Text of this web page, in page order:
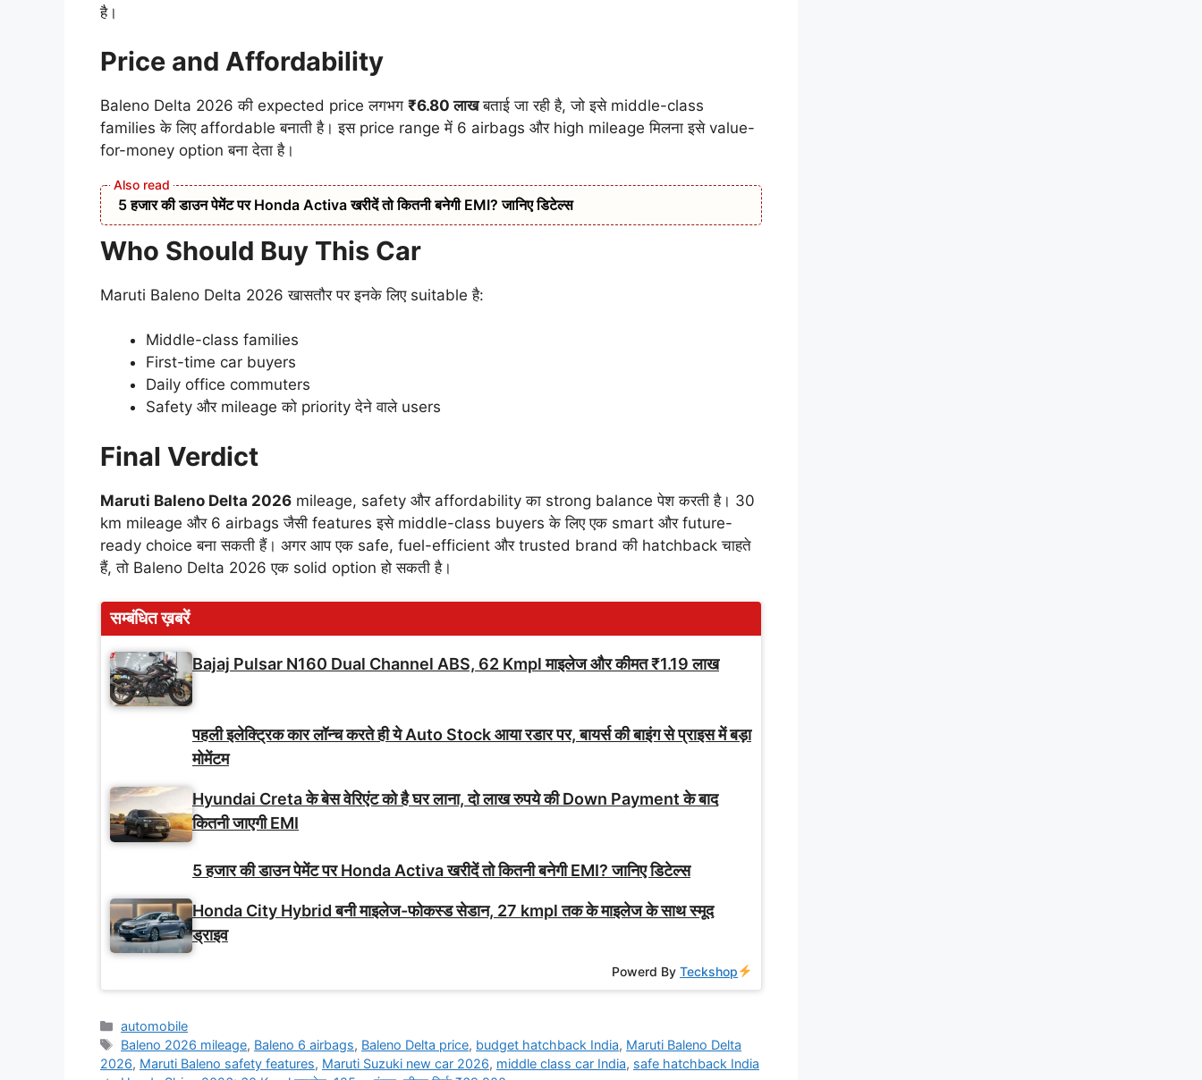
है।
Price and Affordability
Baleno Delta 2026 की expected price लगभग ₹6.80 लाखबताई जा रही है, जो इसे middle-class
families के लिए affordable बनाती है। इस price range में 6 airbags और high mileage मिलना इसे value-
for-money option बना देता है।
5 हजार की डाउन पेमेंट पर Honda Activa खरीदें तो कितनी बनेगी EMI? जानिए डिटेल्स
Who Should Buy This Car
Maruti Baleno Delta 2026 खासतौर पर इनके लिए suitable है:
Middle-class families
First-time car buyers
Daily office commuters
Safety और mileage को priority देने वाले users
Final Verdict
Maruti Baleno Delta 2026 mileage, safety और affordability का strong balance पेश करती है। 30
km mileage और 6 airbags जैसी features इसे middle-class buyers के लिए एक smart और future-
ready choice बना सकती हैं। अगर आप एक safe, fuel-efficient और trusted brand की hatchback चाहते
हैं, तो Baleno Delta 2026 एक solid option हो सकती है।
सम्बंधित ख़बरें
Bajaj Pulsar N160 Dual Channel ABS, 62 Kmpl माइलेज और कीमत ₹1.19 लाख
पहली इलेक्ट्रिक कार लॉन्च करते ही ये Auto Stock आया रडार पर, बायर्स की बाइंग से प्राइस में बड़ा
मोमेंटम
Hyundai Creta के बेस वेरिएंट को है घर लाना, दो लाख रुपये की Down Payment के बाद
कितनी जाएगी EMI
5 हजार की डाउन पेमेंट पर Honda Activa खरीदें तो कितनी बनेगी EMI? जानिए डिटेल्स
Honda City Hybrid बनी माइलेज-फोकस्ड सेडान, 27 kmpl तक के माइलेज के साथ स्मूद
ड्राइव
Powerd ByTeckshop
Categories
automobile
Tags
Baleno 2026 mileage, Baleno 6 airbags, Baleno Delta price, budget hatchback India, Maruti Baleno Delta
2026, Maruti Baleno safety features, Maruti Suzuki new car 2026, middle class car India, safe hatchback India